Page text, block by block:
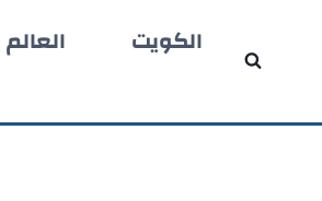
المحتوى
الكويت العالم